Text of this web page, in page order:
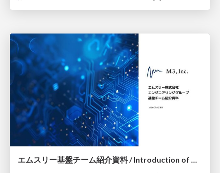
エムスリー基盤チーム紹介資料 / Introduction of M3 Platform Team